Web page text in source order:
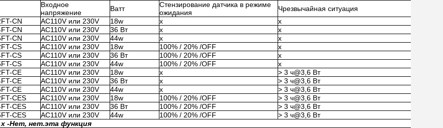
Входное
напряжение
Ватт
Стензирование датчика в режиме
ожидания
Чрезвычайная ситуация
CN
AC110V или 230V 18w x
x
CN
AC110V или 230V 36 Вт x
x
CN
AC110V или 230V 44w x
x
CS
AC110V или 230V 18w 100% / 20% /OFF
x
CS
AC110V или 230V 36 Вт 100% / 20% /OFF
x
CS
AC110V или 230V 44w 100% / 20% /OFF
x
CE
AC110V или 230V 18w x
> 3 ч@3,6 Вт
CE
AC110V или 230V 36 Вт x
> 3 ч@3,6 Вт
CE
AC110V или 230V 44w x
> 3 ч@3,6 Вт
CES
AC110V или 230V 18w 100% / 20% /OFF
> 3 ч@3,6 Вт
CES
AC110V или 230V 36 Вт 100% / 20% /OFF
> 3 ч@3,6 Вт
CES
AC110V или 230V 44w 100% / 20% /OFF
> 3 ч@3,6 Вт
-Нет, нет.эта функция